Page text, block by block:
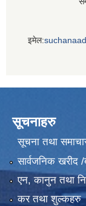
इमेल:
सूचनाहरु
सूचना तथा
सार्वजनिक खरीद
एन, कानुन तथा
कर तथा शुल्कहरु